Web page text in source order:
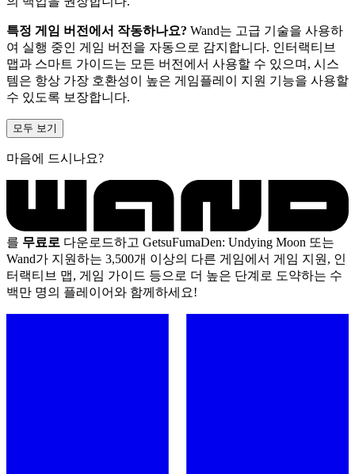
특정 게임 버전에서 작동하나요? Wand는 고급 기술을 사용하
여 실행 중인 게임 버전을 자동으로 감지합니다. 인터랙티브
맵과 스마트 가이드는 모든 버전에서 사용할 수 있으며, 시스
템은 항상 가장 호환성이 높은 게임플레이 지원 기능을 사용할
수 있도록 보장합니다.
모두 보기
마음에 드시나요?
를 무료로 다운로드하고 GetsuFumaDen: Undying Moon 또는
Wand가 지원하는 3,500개 이상의 다른 게임에서 게임 지원, 인
터랙티브 맵, 게임 가이드 등으로 더 높은 단계로 도약하는 수
백만 명의 플레이어와 함께하세요!